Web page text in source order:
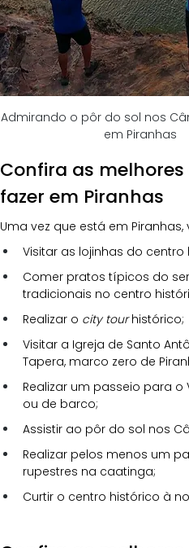
Admirando o pôr do sol nos
em Piranhas
Confira as
fazer em Piranhas
Uma vez que está em
Visitar as lojinhas do centro
Comer pratos típicos do
tradicionais no centro
Realizar o city tour histórico;
Visitar a Igreja de Santo
Tapera, marco zero de
Realizar um passeio para o
ou de barco;
Assistir ao pôr do sol nos
Realizar pelos menos um
rupestres na caatinga;
Curtir o centro histórico à